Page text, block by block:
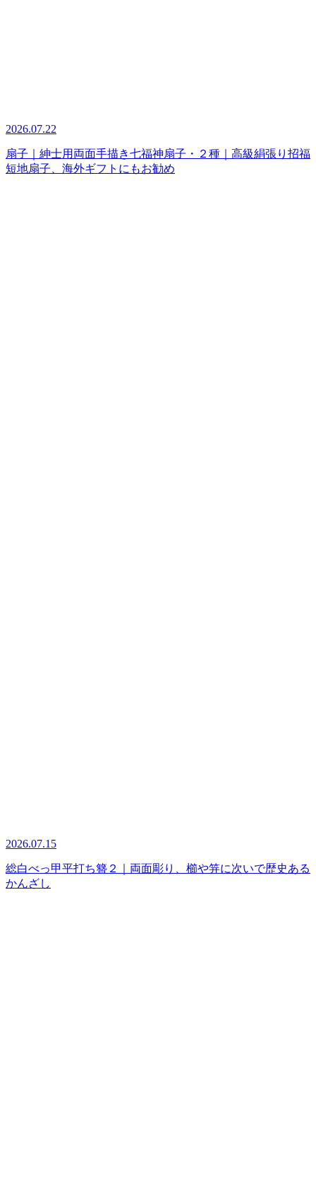
2026.07.22
扇子｜紳士用両面手描き七福神扇子・２種｜高級絹張り招福
短地扇子、海外ギフトにもお勧め
2026.07.15
総白べっ甲平打ち簪２｜両面彫り、櫛や笄に次いで歴史ある
かんざし